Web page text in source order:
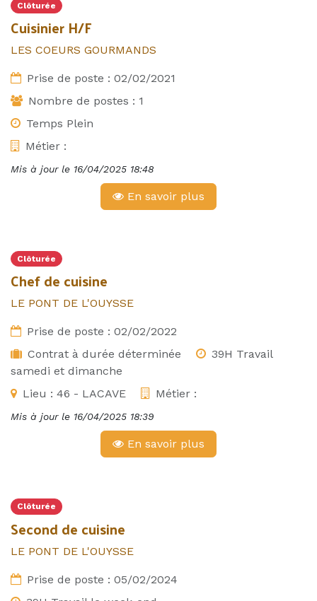
Clôturée
Cuisinier H/F
LES COEURS GOURMANDS
Prise de poste : 02/02/2021
Nombre de postes : 1
Temps Plein
Métier :
Mis à jour le 16/04/2025 18:48
En savoir plus
Clôturée
Chef de cuisine
LE PONT DE L'OUYSSE
Prise de poste : 02/02/2022
Contrat à durée déterminée
39H Travail
samedi et dimanche
Lieu : 46 - LACAVE Métier :
Mis à jour le 16/04/2025 18:39
En savoir plus
Clôturée
Second de cuisine
LE PONT DE L'OUYSSE
Prise de poste : 05/02/2024